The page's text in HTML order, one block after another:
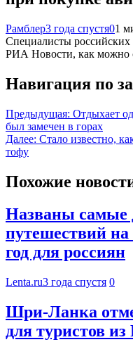
Рамблер3 года спустя01
Специалисты российских
РИА Новости, как можно
Навигация по
Предыдущая: Отдыхает
был замечен в горах
Далее: Стало известно,
тофу
Похожие
Названы самые
путешествий
год для россиян
Lenta.ru3 года спустя 0
Шри-Ланка
для туристов из